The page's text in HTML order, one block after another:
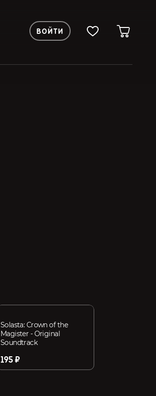
ВОЙТИ
Solasta: Crown of the
Magister - Original
Soundtrack
195 ₽